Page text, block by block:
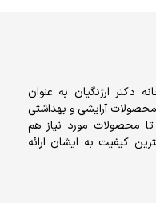
دکتر ارژنگیان به عنوان
آرایشی و بهداشتی
محصولات مورد نیاز هم
کیفیت به ایشان ارائه